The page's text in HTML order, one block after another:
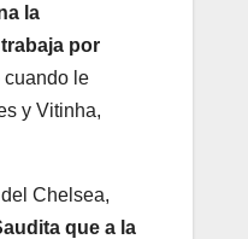
la
por
cuando le
y Vitinha,
Chelsea,
que a la